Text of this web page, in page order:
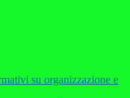
su organizzazione e